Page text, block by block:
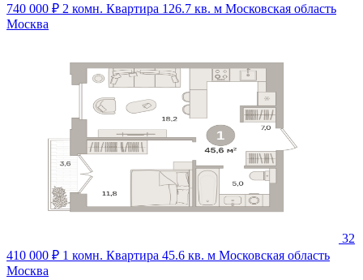
740 000 ₽ 2 комн. Квартира 126.7 кв. м Московская область
Москва
32
410 000 ₽ 1 комн. Квартира 45.6 кв. м Московская область
Москва